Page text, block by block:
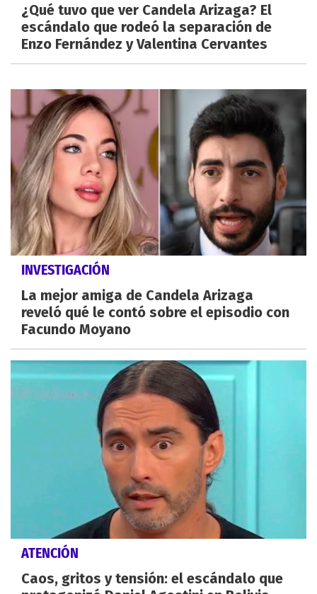
¿Qué tuvo que ver Candela Arizaga? El
escándalo que rodeó la separación de
Enzo Fernández y Valentina Cervantes
INVESTIGACIÓN
La mejor amiga de Candela Arizaga
reveló qué le contó sobre el episodio con
Facundo Moyano
ATENCIÓN
Caos, gritos y tensión: el escándalo que